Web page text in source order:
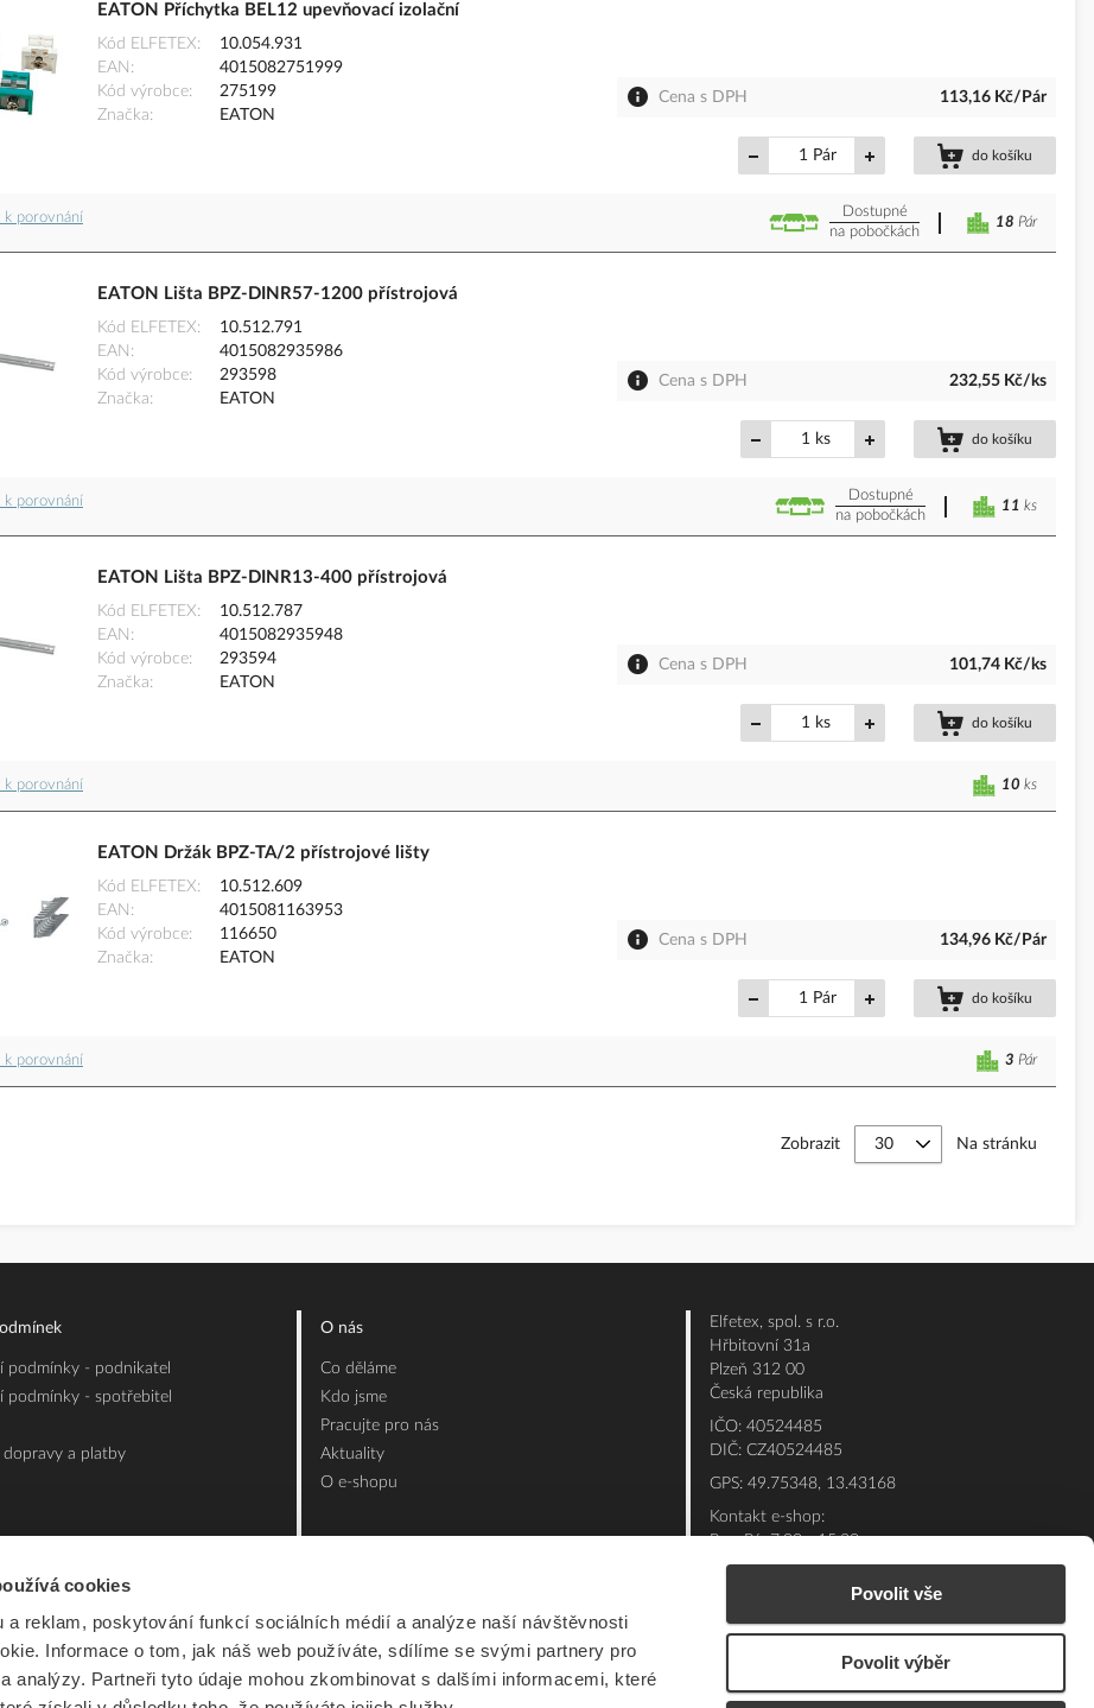
cookies
a reklam, poskytování funkcí sociálních médií a analýze naší návštěvnosti
Informace o tom, jak náš web používáte, sdílíme se svými partnery pro
analýzy. Partneři tyto údaje mohou zkombinovat s dalšími informacemi, které
Povolit vše
Povolit výběr
EATON Příchytka BEL12 upevňovací izolační
Kód ELFETEX
10.054.931
EAN
4015082751999
Kód výrobce
275199
Značka
EATON
Cena s DPH 113,16 Kč/Pár
Pár do košíku
k porovnání
Dostupné
na pobočkách
18 Pár
EATON Lišta BPZ-DINR57-1200 přístrojová
Kód ELFETEX
10.512.791
EAN
4015082935986
Kód výrobce
293598
Značka
EATON
Cena s DPH 232,55 Kč/ks
ks do košíku
k porovnání
Dostupné
na pobočkách
11 ks
EATON Lišta BPZ-DINR13-400 přístrojová
Kód ELFETEX
10.512.787
EAN
4015082935948
Kód výrobce
293594
Značka
EATON
Cena s DPH 101,74 Kč/ks
ks do košíku
k porovnání 10 ks
EATON Držák BPZ-TA/2 přístrojové lišty
Kód ELFETEX
10.512.609
EAN
4015081163953
Kód výrobce
116650
Značka
EATON
Cena s DPH 134,96 Kč/Pár
Pár do košíku
k porovnání 3 Pár
Zobrazit Na stránku
podmínky - podnikatel
podmínky - spotřebitel
dopravy a platby
O nás
Co děláme
Kdo jsme
Pracujte pro nás
Aktuality
O e-shopu
Elfetex, spol. s r.o.
Hřbitovní 31a
Plzeň 312 00
Česká republika
IČO: 40524485
DIČ: CZ40524485
GPS: 49.75348, 13.43168
Kontakt e-shop:
Po - Pá: 7:00 - 15:30
E-mail:eshop@elfetex.cz